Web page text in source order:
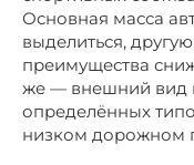
Основная масса
выделиться,
преимущества
же — внешний вид
определённых
низком дорожном